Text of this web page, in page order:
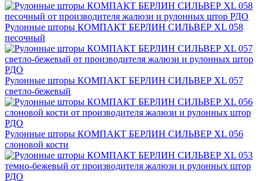
Рулонные шторы КОМПАКТ БЕРЛИН СИЛЬВЕР XL 058
песочный
Рулонные шторы КОМПАКТ БЕРЛИН СИЛЬВЕР XL 057
светло-бежевый
Рулонные шторы КОМПАКТ БЕРЛИН СИЛЬВЕР XL 056
слоновой кости